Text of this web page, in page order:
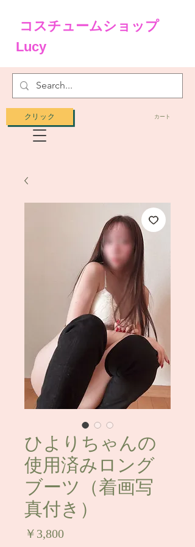
カート
クリック
コスチュームショップ
Lucy
ひよりちゃんの
使用済みロング
ブーツ（着画写
真付き）
￥3,800価